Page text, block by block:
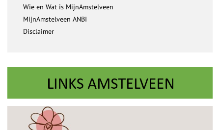
Wie en Wat is MijnAmstelveen
MijnAmstelveen ANBI
Disclaimer